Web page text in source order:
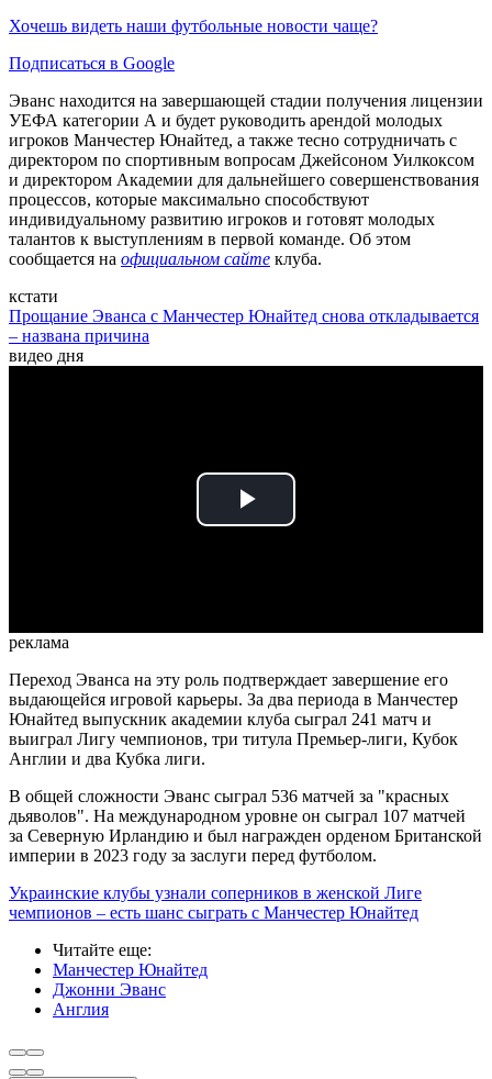
Хочешь видеть наши футбольные новости чаще?
Подписаться в Google
Эванс находится на завершающей стадии получения лицензии
УЕФА категории А и будет руководить арендой молодых
игроков Манчестер Юнайтед, а также тесно сотрудничать с
директором по спортивным вопросам Джейсоном Уилкоксом
и директором Академии для дальнейшего совершенствования
процессов, которые максимально способствуют
индивидуальному развитию игроков и готовят молодых
талантов к выступлениям в первой команде. Об этом
сообщается на официальном сайте клуба.
кстати
Прощание Эванса с Манчестер Юнайтед снова откладывается
– названа причина
видео дня
Play
реклама
Переход Эванса на эту роль подтверждает завершение его
выдающейся игровой карьеры. За два периода в Манчестер
Юнайтед выпускник академии клуба сыграл 241 матч и
выиграл Лигу чемпионов, три титула Премьер-лиги, Кубок
Англии и два Кубка лиги.
В общей сложности Эванс сыграл 536 матчей за "красных
дьяволов". На международном уровне он сыграл 107 матчей
за Северную Ирландию и был награжден орденом Британской
империи в 2023 году за заслуги перед футболом.
Украинские клубы узнали соперников в женской Лиге
чемпионов – есть шанс сыграть с Манчестер Юнайтед
Читайте еще:
Манчестер Юнайтед
Джонни Эванс
Англия